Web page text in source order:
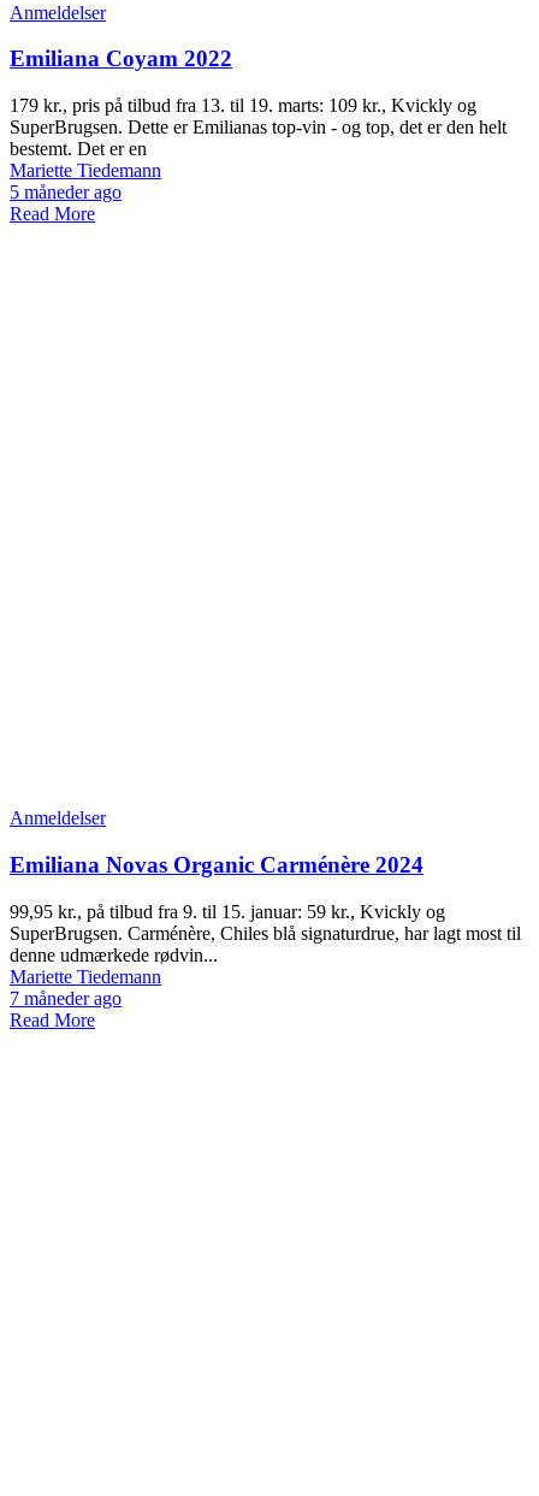
Anmeldelser
Emiliana Coyam 2022
179 kr., pris på tilbud fra 13. til 19. marts: 109 kr., Kvickly og
SuperBrugsen. Dette er Emilianas top-vin - og top, det er den helt
bestemt. Det er en
Mariette Tiedemann
5 måneder ago
Read More
Anmeldelser
Emiliana Novas Organic Carménère 2024
99,95 kr., på tilbud fra 9. til 15. januar: 59 kr., Kvickly og
SuperBrugsen. Carménère, Chiles blå signaturdrue, har lagt most til
denne udmærkede rødvin...
Mariette Tiedemann
7 måneder ago
Read More